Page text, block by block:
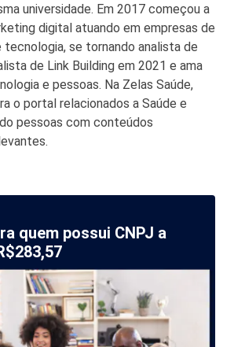
universidade. Em 2017 começou a
digital atuando em empresas de
tecnologia, se tornando analista de
de Link Building em 2021 e ama
e pessoas. Na Zelas Saúde,
o portal relacionados a Saúde e
pessoas com conteúdos
quem possui CNPJ a